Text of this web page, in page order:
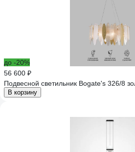
до -20%
56 600 ₽
Подвесной светильник Bogate's 326/8
В корзину